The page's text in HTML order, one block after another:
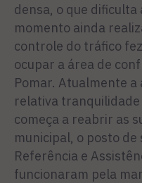
densa, o que dificulta
momento ainda
controle do tráfico
ocupar a área de
Pomar. Atualmente a
relativa tranquilidade
começa a reabrir as
municipal, o posto
Referência e
funcionaram pela